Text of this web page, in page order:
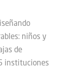
niños y
de
instituciones